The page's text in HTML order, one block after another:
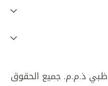
ذ.م.م. جميع الحقوق